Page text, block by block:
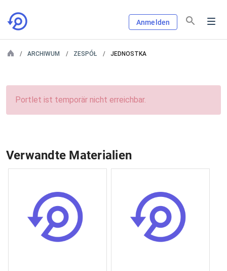
Anmelden
ARCHIWUM ZESPÓŁ JEDNOSTKA
Portlet ist temporär nicht erreichbar.
Verwandte Materialien